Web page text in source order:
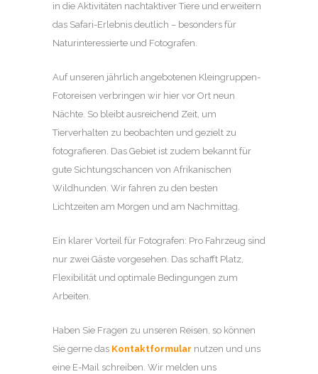
in die Aktivitäten nachtaktiver Tiere und erweitern
das Safari-Erlebnis deutlich – besonders für
Naturinteressierte und Fotografen.
Auf unseren jährlich angebotenen Kleingruppen-
Fotoreisen verbringen wir hier vor Ort neun
Nächte. So bleibt ausreichend Zeit, um
Tierverhalten zu beobachten und gezielt zu
fotografieren. Das Gebiet ist zudem bekannt für
gute Sichtungschancen von Afrikanischen
Wildhunden. Wir fahren zu den besten
Lichtzeiten am Morgen und am Nachmittag.
Ein klarer Vorteil für Fotografen: Pro Fahrzeug sind
nur zwei Gäste vorgesehen. Das schafft Platz,
Flexibilität und optimale Bedingungen zum
Arbeiten.
Haben Sie Fragen zu unseren Reisen, so können
Sie gerne das Kontaktformular nutzen und uns
eine E-Mail schreiben. Wir melden uns